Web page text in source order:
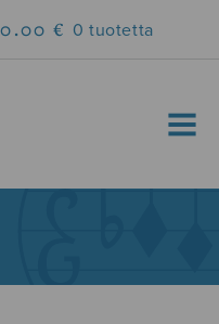
0.00 € 0 tuotetta
MENU